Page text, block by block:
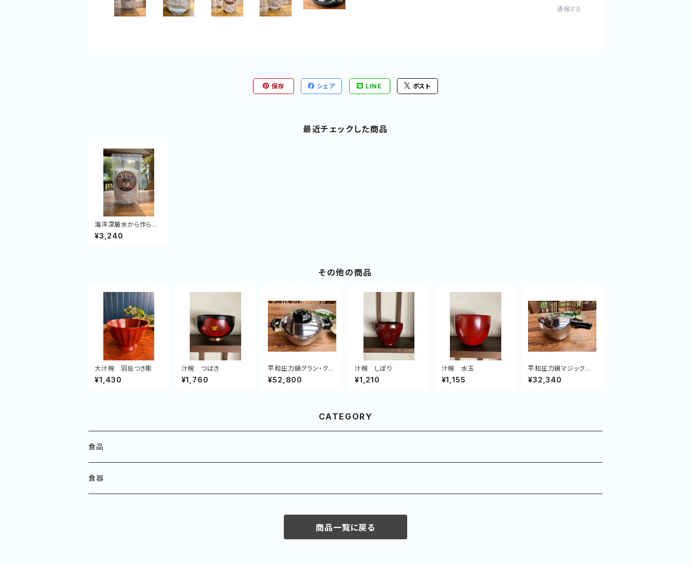
通報する
保存 シェア LINE ポスト
最近チェックした商品
海洋深層水から作られ
たミネラルたっぷり手づ
くり高級天日塩『健好の
¥3,240
その他の商品
大汁椀 羽反つき彫
¥1,430
汁椀 つばき
¥1,760
平和圧力鍋グラン・クリ
ュ(IH対応)4.8L
¥52,800
汁椀 しぼり
¥1,210
汁椀 水玉
¥1,155
平和圧力鍋マジックブ
ラウン MB-420 オン
ライン炊き方教室付き
¥32,340
CATEGORY
食品
食器
商品一覧に戻る